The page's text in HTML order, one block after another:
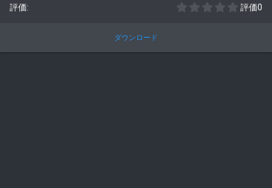
0
星
評価0
ダウンロード